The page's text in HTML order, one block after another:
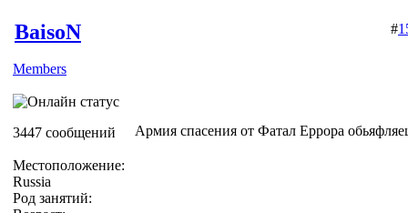
BaisoN
Members
3447 сообщений
Местоположение:
Russia
Род занятий:
#
Армия спасения от Фатал Еррора